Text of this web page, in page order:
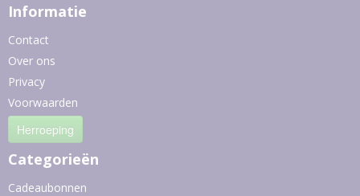
Informatie
Contact
Over ons
Privacy
Voorwaarden
Herroeping
Categorieën
Cadeaubonnen